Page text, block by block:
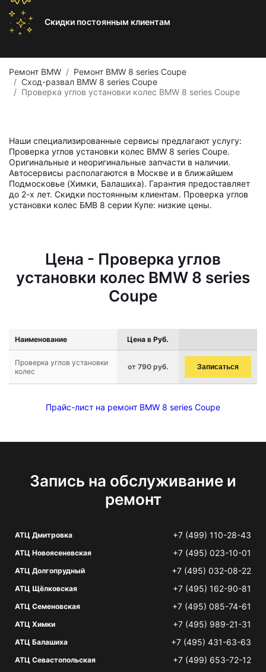
Скидки постоянным клиентам
Ремонт BMW
Ремонт BMW 8 series Coupe
Сход-развал BMW 8 series Coupe
Проверка углов установки колес BMW 8 series Coupe
Наши специализированные сервисы предлагают услугу:
Проверка углов установки колес BMW 8 series Coupe.
Оригинальные и неоригинальные запчасти в наличии.
Автосервисы располагаются в Москве и в ближайшем
Подмосковье (Химки, Балашиха). Гарантия предоставляет
до 2-х лет. Скидки постоянным клиентам. Проверка углов
установки колес БМВ 8 серии Купе: низкие цены.
Цена - Проверка углов
установки колес BMW 8 series
Coupe
Наименование Цена в Руб.
Проверка углов установки
колес
от 790 руб. Записаться
Прайс-лист на ремонт BMW 8 series Coupe
Запись на обслуживание и
ремонт
АТЦ Дмитровка +7 (499) 110-28-43
АТЦ Новоясеневская +7 (495) 023-10-01
АТЦ Долгопрудный +7 (495) 032-08-22
АТЦ Щёлковская +7 (495) 162-90-81
АТЦ Семеновская +7 (495) 085-74-61
АТЦ Химки +7 (495) 989-21-31
АТЦ Балашиха +7 (495) 431-63-63
АТЦ Севастопольская +7 (499) 653-72-12